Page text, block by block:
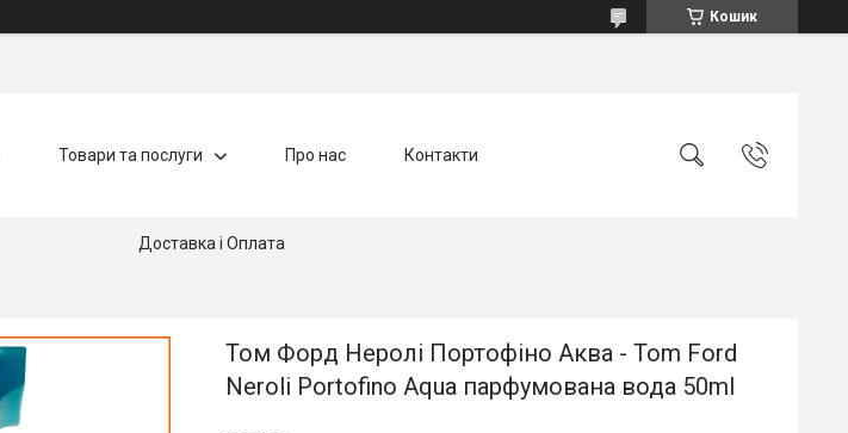
Кошик
Товари та послуги Про нас Контакти
Доставка і Оплата
Том Форд Неролі Портофіно Аква - Tom Ford
Neroli Portofino Aqua парфумована вода 50ml